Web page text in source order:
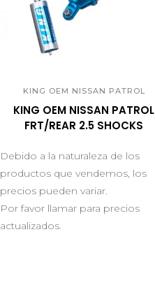
QUICK VIEW
KING OEM NISSAN PATROL
KING OEM NISSAN PATROL
FRT/REAR 2.5 SHOCKS
Debido a la naturaleza de los
productos que vendemos, los
precios pueden variar.
Por favor llamar para precios
actualizados.